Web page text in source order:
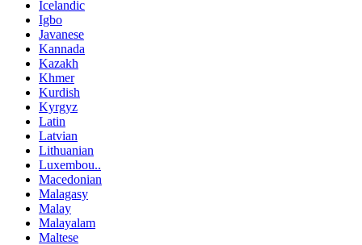
Icelandic
Igbo
Javanese
Kannada
Kazakh
Khmer
Kurdish
Kyrgyz
Latin
Latvian
Lithuanian
Luxembou..
Macedonian
Malagasy
Malay
Malayalam
Maltese